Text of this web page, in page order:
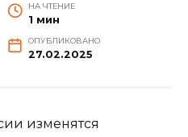
НА ЧТЕНИЕ
1 мин
ОПУБЛИКОВАНО
27.02.2025
изменятся